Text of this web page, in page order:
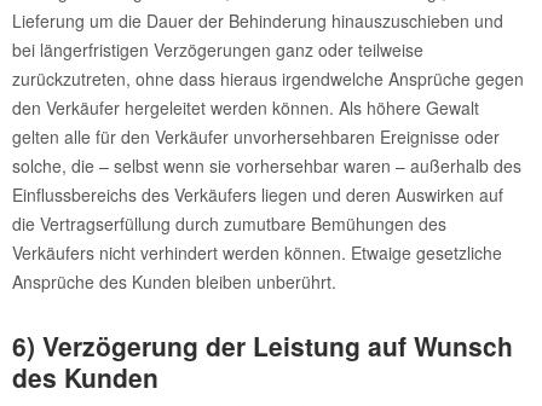
Lieferung um die Dauer der Behinderung hinauszuschieben und
bei längerfristigen Verzögerungen ganz oder teilweise
zurückzutreten, ohne dass hieraus irgendwelche Ansprüche gegen
den Verkäufer hergeleitet werden können. Als höhere Gewalt
gelten alle für den Verkäufer unvorhersehbaren Ereignisse oder
solche, die – selbst wenn sie vorhersehbar waren – außerhalb des
Einflussbereichs des Verkäufers liegen und deren Auswirken auf
die Vertragserfüllung durch zumutbare Bemühungen des
Verkäufers nicht verhindert werden können. Etwaige gesetzliche
Ansprüche des Kunden bleiben unberührt.
6) Verzögerung der Leistung auf Wunsch
des Kunden